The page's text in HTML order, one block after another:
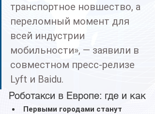
транспортное новшество, а
переломный момент для
всей индустрии
мобильности», — заявили в
совместном пресс-релизе
Lyft и Baidu.
Роботакси в Европе: где и как
Первыми городами станут